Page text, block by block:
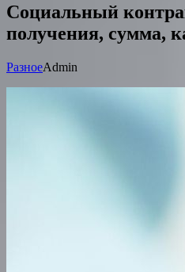
Социальный
получения, сумма,
РазноеAdmin